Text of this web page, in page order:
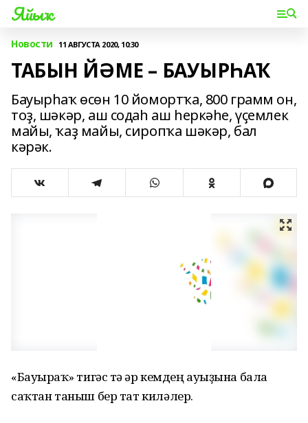
Яйыҡ
Новости 11 АВГУСТА 2020, 10:30
ТАБЫН ЙӘМЕ – БАУЫРҺАҠ
Бауырһаҡ өсөн 10 йомортҡа, 800 грамм он,
тоҙ, шәкәр, аш содаһ аш һеркәһе, үҫемлек
майы, ҡаҙ майы, сиропҡа шәкәр, бал
кәрәк.
«Бауырһаҡ» тигәс тә һәр кемдең ауыҙына бала
саҡтан таныш бер тат киләлер.